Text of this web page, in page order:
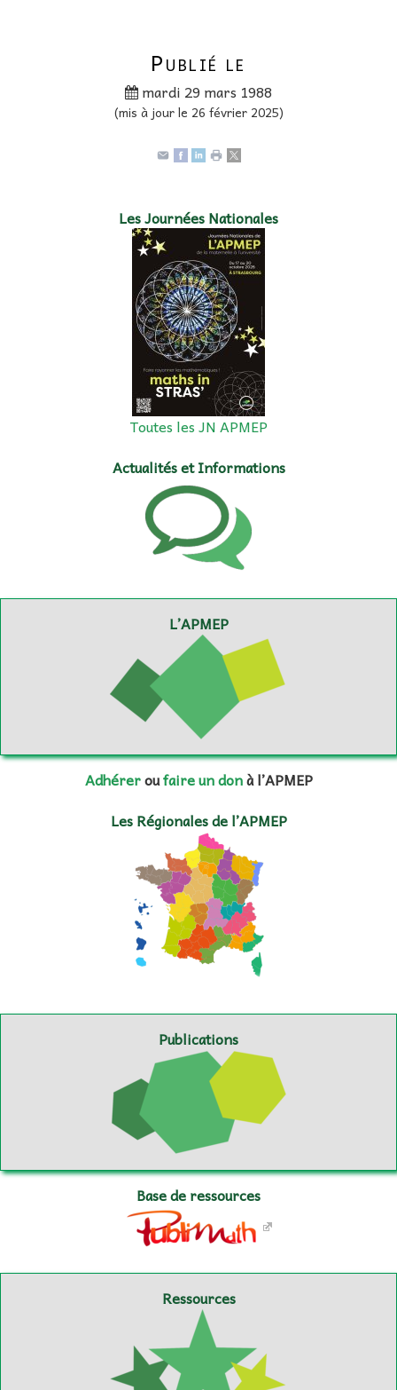
Publié le
mardi 29 mars 1988
(mis à jour le 26 février 2025)
Les Journées Nationales
Toutes les JN APMEP
Actualités et Informations
L’APMEP
Adhéreroufaire un donà l’APMEP
Les Régionales de l’APMEP
Publications
Base de ressources
Ressources